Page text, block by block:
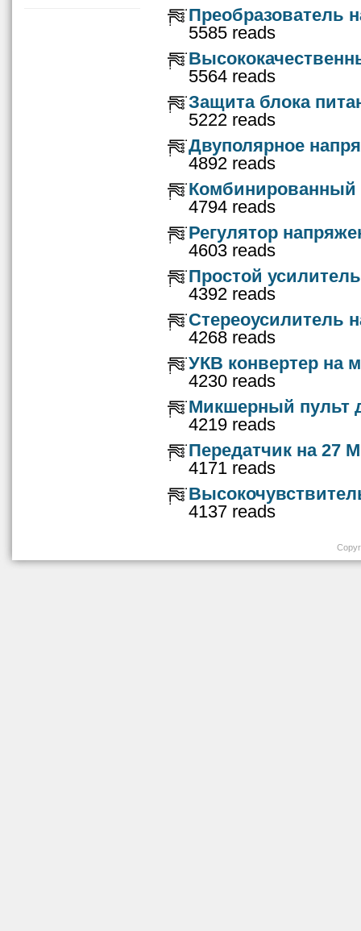
Преобразователь
5585 reads
5564 reads
Защита блока
5222 reads
Двуполярное
4892 reads
Комбинированный
4794 reads
Регулятор
4603 reads
Простой
4392 reads
Стереоусилитель
4268 reads
УКВ конвертер на
4230 reads
Микшерный пульт
4219 reads
Передатчик на 27
4171 reads
4137 reads